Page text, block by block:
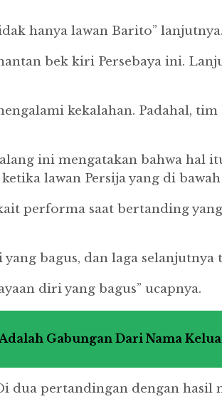
hanya lawan Barito” lanjutnya.
bek kiri Persebaya ini.
kekalahan. Padahal,
ini mengatakan bahwa hal
lawan Persija yang di
performa saat bertanding
bagus, dan laga selanjutnya
diri yang bagus” ucapnya.
Gabungan Dari Nama
dua pertandingan dengan